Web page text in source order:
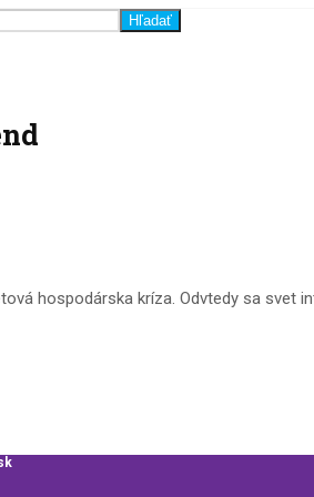
Hľadať
hospodárska kríza. Odvtedy sa svet